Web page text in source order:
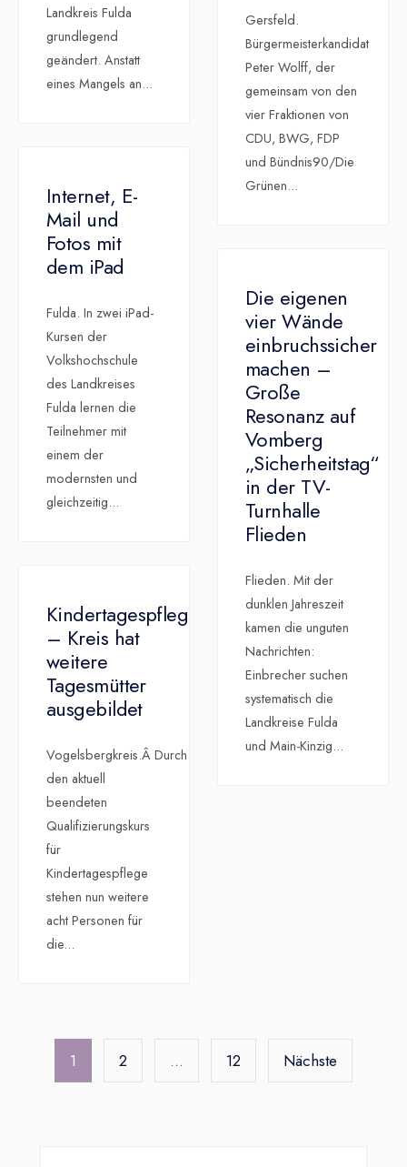
Landkreis Fulda
grundlegend
geändert. Anstatt
eines Mangels an...
Gersfeld.
Bürgermeisterkandidat
Peter Wolff, der
gemeinsam von den
vier Fraktionen von
CDU, BWG, FDP
und Bündnis90/Die
Grünen...
Internet, E-
Mail und
Fotos mit
dem iPad
Fulda. In zwei iPad-
Kursen der
Volkshochschule
des Landkreises
Fulda lernen die
Teilnehmer mit
einem der
modernsten und
gleichzeitig...
Die eigenen
vier Wände
einbruchssicher
machen –
Große
Resonanz auf
Vomberg
„Sicherheitstag“
in der TV-
Turnhalle
Flieden
Flieden. Mit der
dunklen Jahreszeit
kamen die unguten
Nachrichten:
Einbrecher suchen
systematisch die
Landkreise Fulda
und Main-Kinzig...
Kindertagespflege
– Kreis hat
weitere
Tagesmütter
ausgebildet
Vogelsbergkreis.Â Durch
den aktuell
beendeten
Qualifizierungskurs
für
Kindertagespflege
stehen nun weitere
acht Personen für
die...
Seitennummerierung
1 2 … 12 Nächste